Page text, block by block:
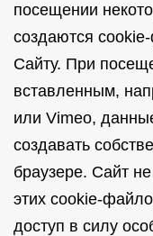
посещении
создаются
Сайту. При
вставленным,
или Vimeo,
создавать
браузере. Сайт
этих cookie-
доступ в силу